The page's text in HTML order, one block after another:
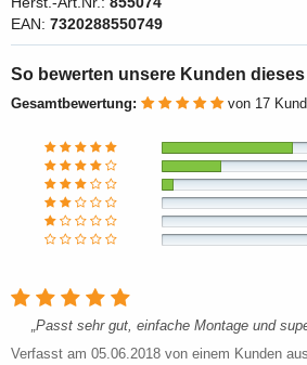
EAN: 7320288550749
So bewerten unsere Kunden
Gesamtbewertung: von 17
Passt sehr gut, einfache Montage und
Verfasst am 05.06.2018 von einem Kunden